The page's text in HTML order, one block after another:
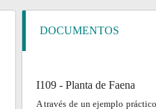
DOCUMENTOS
I109 - Planta de Faena
A través de un ejemplo